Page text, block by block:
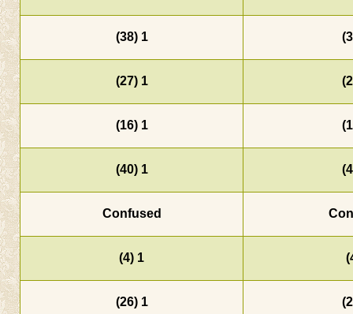
1 (38)
1 (27)
1 (16)
1 (40)
Confused
1 (4)
1 (26)